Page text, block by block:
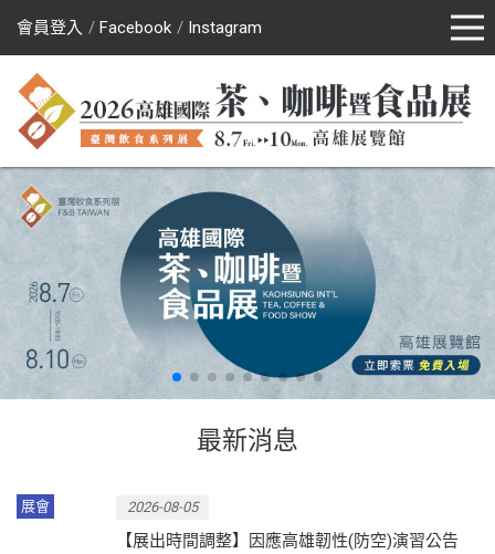
會員登入 Facebook Instagram
最新消息
展會 2026-08-05
【展出時間調整】因應高雄韌性(防空)演習公告